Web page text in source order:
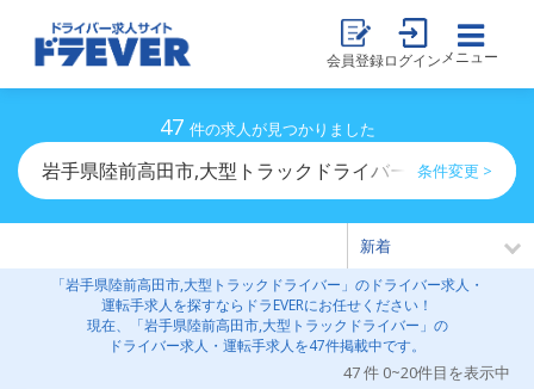
会員登録ログイン メニュー
47 件の求人が見つかりました
岩手県陸前高田市,大型トラックドライバーのドライバー
条件変更 >
「岩手県陸前高田市,大型トラックドライバー」のドライバー求人・
運転手求人を探すならドラEVERにお任せください！
現在、「岩手県陸前高田市,大型トラックドライバー」の
ドライバー求人・運転手求人を47件掲載中です。
47 件 0~20件目を表示中